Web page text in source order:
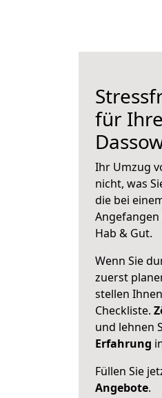
für
Ihr Umzug
nicht, was
die bei
Hab & Gut.
Wenn Sie
zuerst
stellen Ihnen
Checkliste.
und lehnen
Erfahrung
Füllen Sie
Angebote.